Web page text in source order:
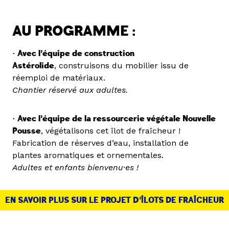
AU PROGRAMME :
• Avec l’équipe de construction
Astérolide, construisons du mobilier issu de
réemploi de matériaux.
Chantier réservé aux adultes.
• Avec l’équipe de la ressourcerie végétale Nouvelle
Pousse, végétalisons cet îlot de fraîcheur !
Fabrication de réserves d’eau, installation de
plantes aromatiques et ornementales.
Adultes et enfants bienvenu·es !
EN SAVOIR PLUS SUR LE PROJET D’ÎLOTS DE FRAÎCHEUR